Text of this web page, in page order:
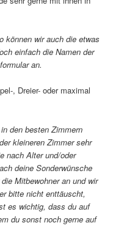
können wir auch die etwas
einfach die Namen der
an.
, Dreier- oder maximal
den besten Zimmern
kleineren Zimmer sehr
nach Alter und/oder
deine Sonderwünsche
Mitbewohner an und wir
bitte nicht enttäuscht,
es wichtig, dass du auf
du sonst noch gerne auf